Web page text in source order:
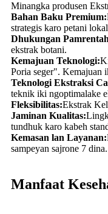
Minangka produsen
Bahan Baku Premium:
strategis karo petani
Dhukungan
ekstrak botani.
Kemajuan Teknologi:
Poria seger". Kemajuan
Teknologi Ekstraksi
teknik iki ngoptimalake
Fleksibilitas:Ekstrak
Jaminan Kualitas:
tundhuk karo kabeh
Kemasan lan Layanan:
sampeyan sajrone 7 dina.
Manfaat